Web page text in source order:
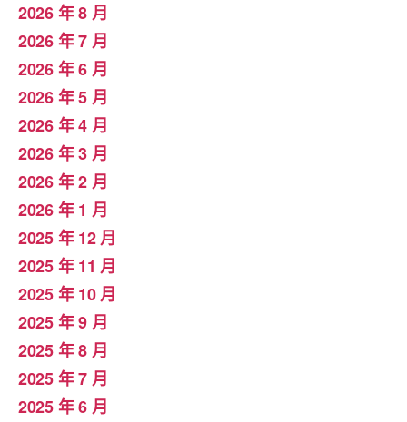
2026 年 8 月
2026 年 7 月
2026 年 6 月
2026 年 5 月
2026 年 4 月
2026 年 3 月
2026 年 2 月
2026 年 1 月
2025 年 12 月
2025 年 11 月
2025 年 10 月
2025 年 9 月
2025 年 8 月
2025 年 7 月
2025 年 6 月